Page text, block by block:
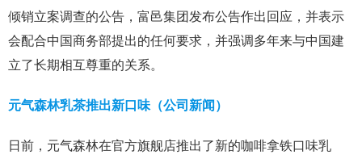
倾销立案调查的公告，富邑集团发布公告作出回应，并表示
会配合中国商务部提出的任何要求，并强调多年来与中国建
立了长期相互尊重的关系。
元气森林乳茶推出新口味（公司新闻）
日前，元气森林在官方旗舰店推出了新的咖啡拿铁口味乳